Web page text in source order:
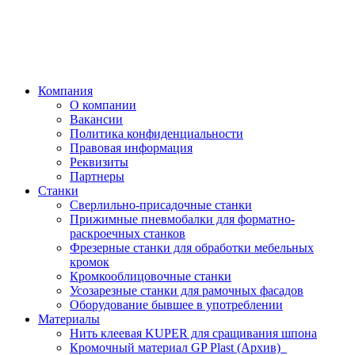
Компания
О компании
Вакансии
Политика конфиденциальности
Правовая информация
Реквизиты
Партнеры
Станки
Сверлильно-присадочные станки
Прижимные пневмобалки для форматно-
раскроечных станков
Фрезерные станки для обработки мебельных
кромок
Кромкооблицовочные станки
Усозарезные станки для рамочных фасадов
Оборудование бывшее в употреблении
Материалы
Нить клеевая KUPER для сращивания шпона
Кромочный материал GP Plast (Архив)